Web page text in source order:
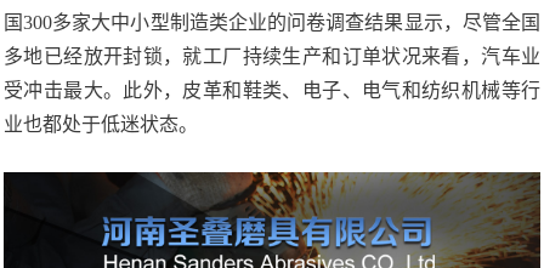
国300多家大中小型制造类企业的问卷调查结果显示，尽管全国
多地已经放开封锁，就工厂持续生产和订单状况来看，汽车业
受冲击最大。此外，皮革和鞋类、电子、电气和纺织机械等行
业也都处于低迷状态。